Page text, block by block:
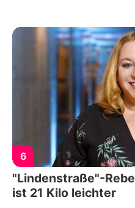
6
"Lindenstraße"-
ist 21 Kilo leichter